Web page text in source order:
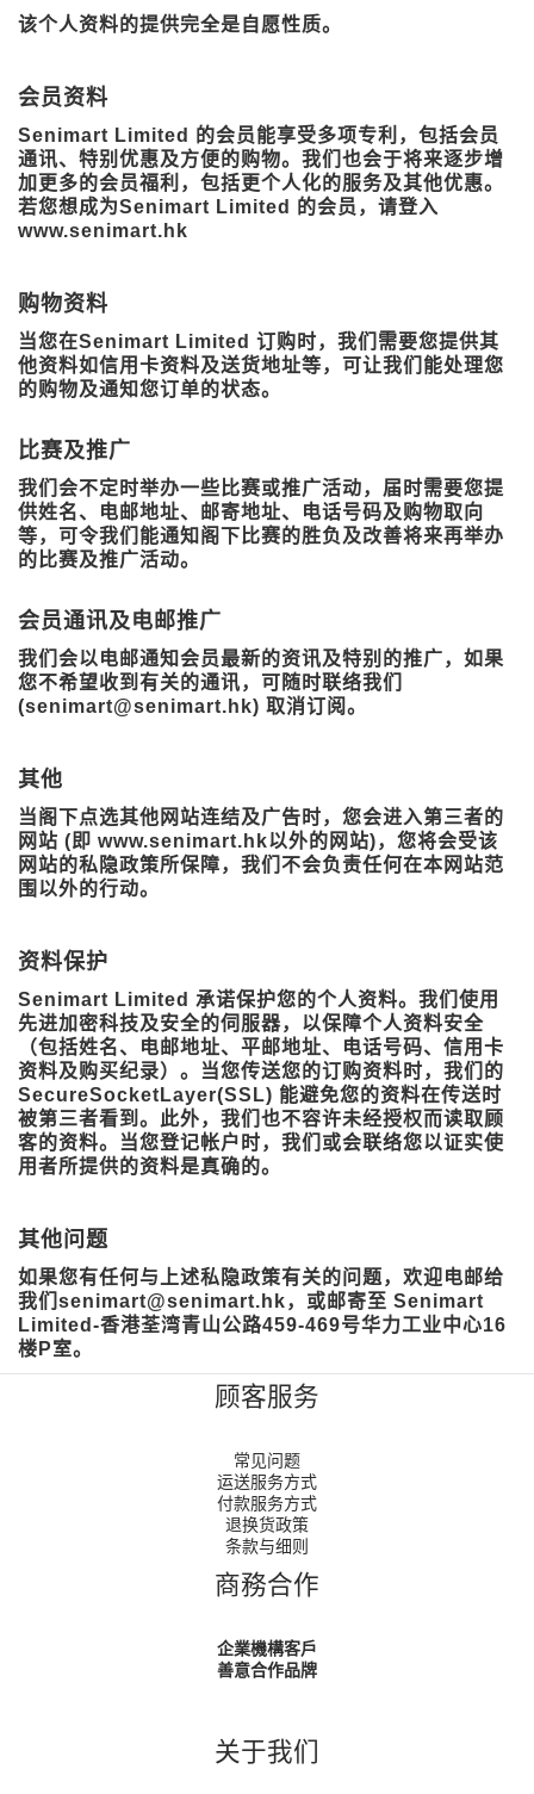
该个人资料的提供完全是自愿性质。
会员资料
Senimart Limited 的会员能享受多项专利，包括会员
通讯、特别优惠及方便的购物。我们也会于将来逐步增
加更多的会员福利，包括更个人化的服务及其他优惠。
若您想成为Senimart Limited 的会员，请登入
www.senimart.hk
购物资料
当您在Senimart Limited 订购时，我们需要您提供其
他资料如信用卡资料及送货地址等，可让我们能处理您
的购物及通知您订单的状态。
比赛及推广
我们会不定时举办一些比赛或推广活动，届时需要您提
供姓名、电邮地址、邮寄地址、电话号码及购物取向
等，可令我们能通知阁下比赛的胜负及改善将来再举办
的比赛及推广活动。
会员通讯及电邮推广
我们会以电邮通知会员最新的资讯及特别的推广，如果
您不希望收到有关的通讯，可随时联络我们
(senimart@senimart.hk) 取消订阅。
其他
当阁下点选其他网站连结及广告时，您会进入第三者的
网站 (即 www.senimart.hk以外的网站)，您将会受该
网站的私隐政策所保障，我们不会负责任何在本网站范
围以外的行动。
资料保护
Senimart Limited 承诺保护您的个人资料。我们使用
先进加密科技及安全的伺服器，以保障个人资料安全
（包括姓名、电邮地址、平邮地址、电话号码、信用卡
资料及购买纪录）。当您传送您的订购资料时，我们的
SecureSocketLayer(SSL) 能避免您的资料在传送时
被第三者看到。此外，我们也不容许未经授权而读取顾
客的资料。当您登记帐户时，我们或会联络您以证实使
用者所提供的资料是真确的。
其他问题
如果您有任何与上述私隐政策有关的问题，欢迎电邮给
我们senimart@senimart.hk，或邮寄至 Senimart
Limited-香港荃湾青山公路459-469号华力工业中心16
楼P室。
顾客服务
常见问题
运送服务方式
付款服务方式
退换货政策
条款与细则
商務合作
企業機構客戶
善意合作品牌
关于我们